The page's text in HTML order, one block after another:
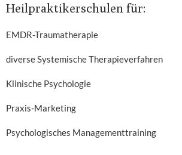
Heilpraktikerschulen für:
EMDR-Traumatherapie
diverse Systemische Therapieverfahren
Klinische Psychologie
Praxis-Marketing
Psychologisches Managementtraining